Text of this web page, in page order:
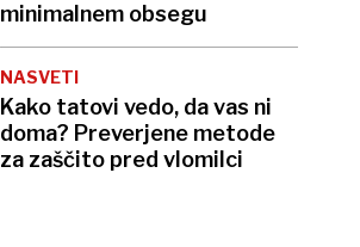
minimalnem obsegu
NASVETI
Kako tatovi vedo, da vas ni
doma? Preverjene metode
za zaščito pred vlomilci